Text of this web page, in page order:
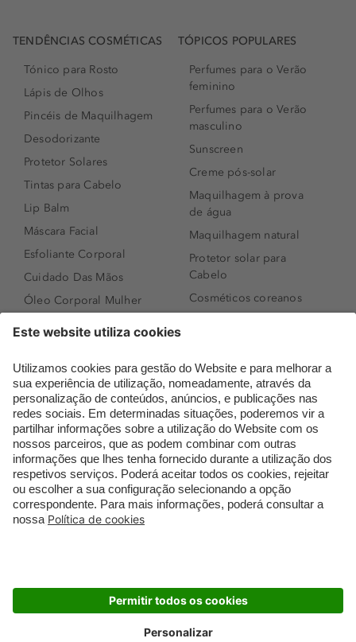
TENDÊNCIAS COSMÉTICAS
Tónico para Rosto
Lápis de Olhos
Pincéis de Maquilhagem
Desodorizante
Protetor Solares
Tintas para Cabelo
Lip Balm
Máscara Facial
Esfoliante Corporal
Cuidado Das Mãos
Óleo Corporal Mulher
Sérum de Rosto
Body mist & Spray
corporal
Produtos para Cabelo
Homem
Espuma de Limpeza
Facial
Dermocosmética
TÓPICOS POPULARES
Perfumes para o Verão
feminino
Perfumes para o Verão
masculino
Sunscreen
Creme pós-solar
Maquilhagem à prova
de água
Maquilhagem natural
Protetor solar para
Cabelo
Cosméticos coreanos
Perfumes árabes
Novidades
Melhores Perfumes
Femininos
TOP 10: Perfumes
Masculinos
Pestanas Postiças
Creme Rosto Homem
Embalagens Sustentáveis